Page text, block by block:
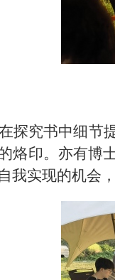
探究书中细节
烙印。亦有博
我实现的机会